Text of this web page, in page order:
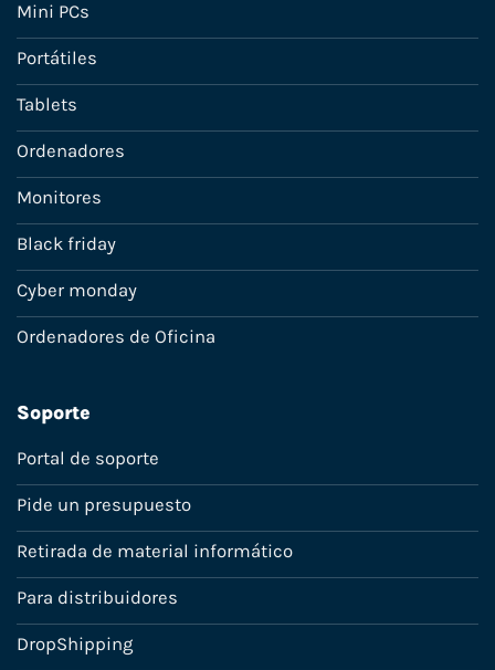
Mini PCs
Portátiles
Tablets
Ordenadores
Monitores
Black friday
Cyber monday
Ordenadores de Oficina
Soporte
Portal de soporte
Pide un presupuesto
Retirada de material informático
Para distribuidores
DropShipping